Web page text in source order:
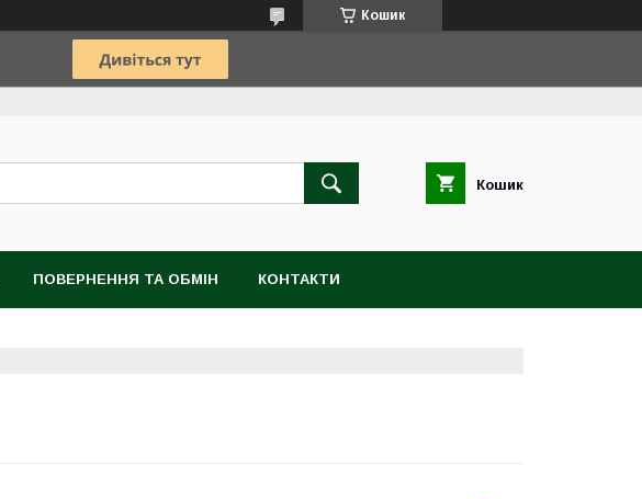
Кошик
Кошик
ПОВЕРНЕННЯ ТА ОБМІН КОНТАКТИ